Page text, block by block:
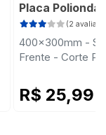
Placa Polionda
(2
400x300mm -
Frente - Corte
R$ 25,99